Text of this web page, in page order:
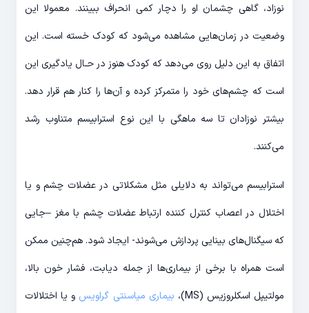
نوزاد، گاهی چشمان او را دچار کمی انحراف ببینند. معمولا این
وضعیت در زمان‌هایی مشاهده می‌شود که کودک خسته است. این
اتفاق به این دلیل روی می‌دهد که کودک هنوز در حـال یادگیری این
است که چشم‌های خود را متمرکز کرده و آن‌ها را کنار هم قرار دهد.
بیشتر نوزادان تا سه ماهگی با این نوع استرابیسم متناوب رشد
می‌کنند.
استرابیسم می‌تواند به دلایلی مثل مشکلاتی در عضلات چشم و یا
اختلال در اعصاب کنترل کننده ارتباط عضلات چشم با مغز –جایی
که سیگنال‌های بینایی پردازش می‌شوند- ایجاد شود. هم‌چنین ممکن
است همراه با برخی از بیماری‌ها از جمله دیابت، فشار خون بالا،
مولتیپل اسکلروزیس (MS)،
بیماری میاسنتی گراویس و یا اختلالات